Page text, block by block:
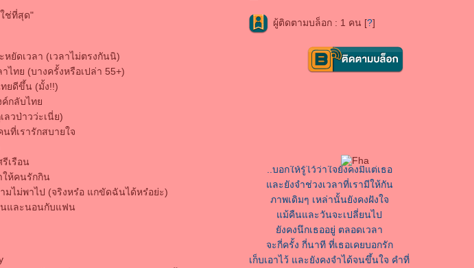
ช่ที่สุด"
ยัดเวลา (เวลาไม่ตรงกันนิ)
ทย (บางครั้งหรือเปล่า 55+)
ยดีขึ้น (มั้ง!!)
ค์กลับไท
วป่าวว่ะเนี่ย)
นที่เรารักสบายใจ
เรือน
ให้คนรักกิน
มไม่พาไป (จริงหร๋อ แกขัดฉันได้หร๋อย่ะ)
นและนอนกับแฟน
ผู้ติดตามบล็อก : 1 คน [?]
..บอกให้รู้ไว้ว่าใจยังคงมีแต่เธอ
ละยังจำช่วงเวลาที่เรามีให้กัน
ภาพเดิมๆ เหล่านั้นยังคงฝังใจ
ม้คืนและวันจะเปลี่ยนไป
ังคงนึกเธออยู่ ตลอดเวลา
จะกี่ครั้ง กี่นาที ที่เธอเคยบอกรัก
เก็บเอาไว้ และยังคงจำได้จนขึ้นใจ คำที่